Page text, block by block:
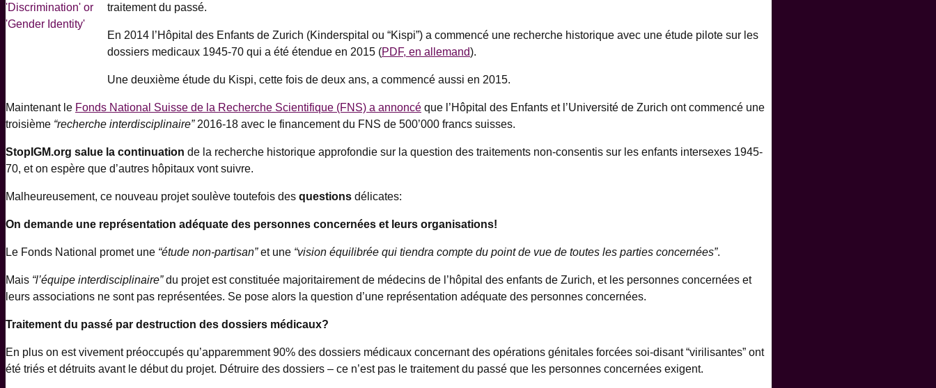
traitement du passé.
En 2014 l’Hôpital des Enfants de Zurich (Kinderspital ou “Kispi”) a commencé une recherche historique avec une étude pilote sur les
dossiers medicaux 1945-70 qui a été étendue en 2015 (PDF, en allemand).
Une deuxième étude du Kispi, cette fois de deux ans, a commencé aussi en 2015.
Maintenant le Fonds National Suisse de la Recherche Scientifique (FNS) a annoncé que l’Hôpital des Enfants et l’Université de Zurich ont commencé une
troisième “recherche interdisciplinaire”2016-18 avec le financement du FNS de 500’000 francs suisses.
StopIGM.org salue la continuation de la recherche historique approfondie sur la question des traitements non-consentis sur les enfants intersexes 1945-
70, et on espère que d’autres hôpitaux vont suivre.
Malheureusement, ce nouveau projet soulève toutefois des questions délicates:
On demande une représentation adéquate des personnes concernées et leurs organisations!
Le Fonds National promet une “étude non-partisan”et une “vision équilibrée qui tiendra compte du point de vue de toutes les parties concernées”.
Mais “l’équipe interdisciplinaire”du projet est constituée majoritairement de médecins de l’hôpital des enfants de Zurich, et les personnes concernées et
leurs associations ne sont pas représentées. Se pose alors la question d’une représentation adéquate des personnes concernées.
Traitement du passé par destruction des dossiers médicaux?
En plus on est vivement préoccupés qu’apparemment 90% des dossiers médicaux concernant des opérations génitales forcées soi-disant “virilisantes” ont
été triés et détruits avant le début du projet. Détruire des dossiers – ce n’est pas le traitement du passé que les personnes concernées exigent.